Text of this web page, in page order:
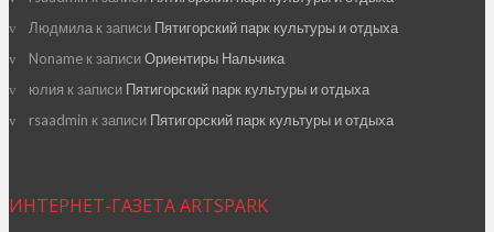
Людмила к записи Пятигорский парк культуры и отдыха
Noname к записиОриентиры Нальчика
юлия к записи Пятигорский парк культуры и отдыха
rsaadmin к записи Пятигорский парк культуры и отдыха
ИНТЕРНЕТ-ГАЗЕТА ARTSPARK